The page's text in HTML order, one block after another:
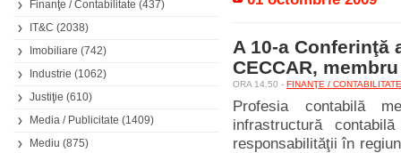
Finanţe / Contabilitate (437)
IT&C (2038)
Imobiliare (742)
Industrie (1062)
Justiţie (610)
Media / Publicitate (1409)
Mediu (875)
A 10-a Conferinţă
CECCAR,
ORA 14.50 - FINANŢE /
Profesia contabilă
infrastructură
responsabilităţii în